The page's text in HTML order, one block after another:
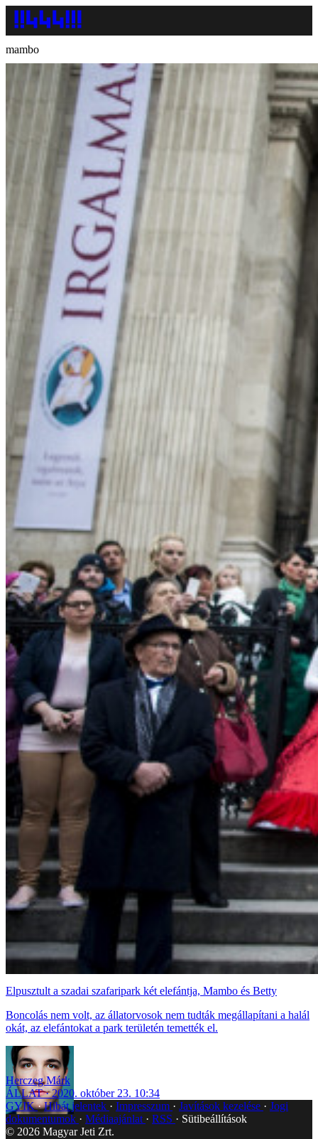
mambo
Elpusztult a szadai szafaripark két elefántja, Mambo és Betty
Boncolás nem volt, az állatorvosok nem tudták megállapítani a halál
okát, az elefántokat a park területén temették el.
Herczeg Márk
ÁLLAT
2020. október 23. 10:34
GYIK Hibát jelentek Impresszum Javítások kezelése
Jogi
dokumentumok
Médiaajánlat RSS
Sütibeállítások
© 2026 Magyar Jeti Zrt.